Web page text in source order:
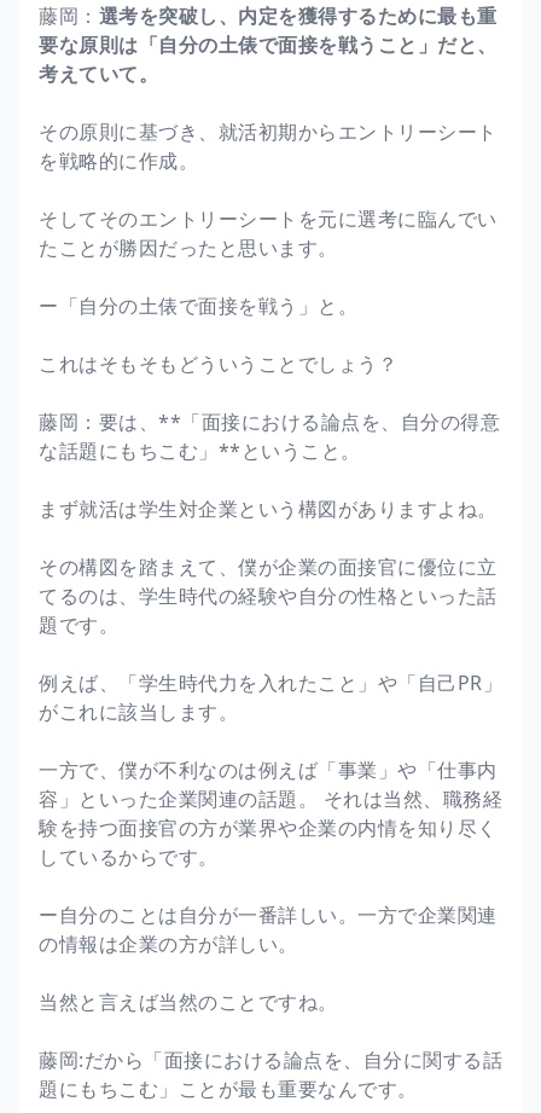
藤岡： 選考を突破し、内定を獲得するために最も重
要な原則は「自分の土俵で面接を戦うこと」だと、
考えていて。
その原則に基づき、就活初期からエントリーシート
を戦略的に作成。
そしてそのエントリーシートを元に選考に臨んでい
たことが勝因だったと思います。
ー「自分の土俵で面接を戦う」と。
これはそもそもどういうことでしょう？
藤岡：要は、**「面接における論点を、自分の得意
な話題にもちこむ」**ということ。
まず就活は学生対企業という構図がありますよね。
その構図を踏まえて、僕が企業の面接官に優位に立
てるのは、学生時代の経験や自分の性格といった話
題です。
例えば、「学生時代力を入れたこと」や「自己PR」
がこれに該当します。
一方で、僕が不利なのは例えば「事業」や「仕事内
容」といった企業関連の話題。 それは当然、職務経
験を持つ面接官の方が業界や企業の内情を知り尽く
しているからです。
ー自分のことは自分が一番詳しい。一方で企業関連
の情報は企業の方が詳しい。
当然と言えば当然のことですね。
藤岡:だから「面接における論点を、自分に関する話
題にもちこむ」ことが最も重要なんです。